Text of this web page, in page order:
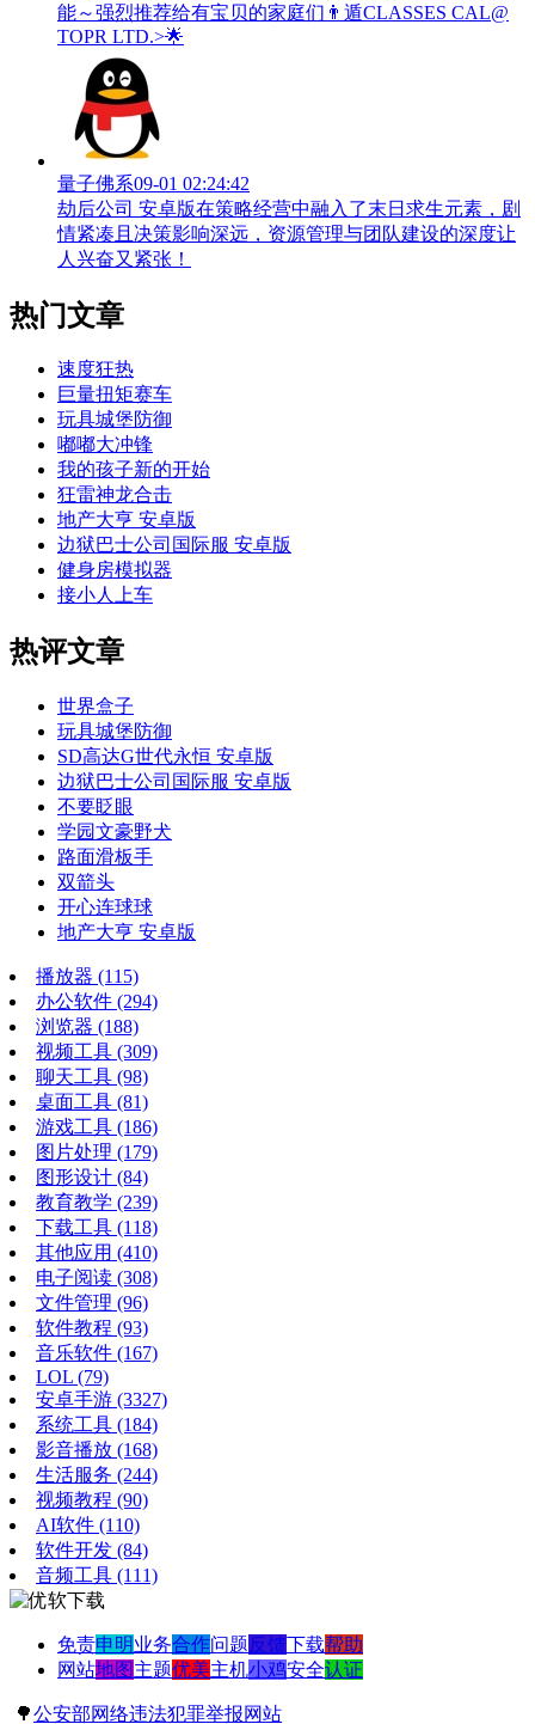
能～强烈推荐给有宝贝的家庭们👨‍遁️CLASSES CAL@
TOPR LTD.>🌟
量子佛系09-01 02:24:42
劫后公司 安卓版在策略经营中融入了末日求生元素，剧
情紧凑且决策影响深远，资源管理与团队建设的深度让
人兴奋又紧张！
热门文章
速度狂热
巨量扭矩赛车
玩具城堡防御
嘟嘟大冲锋
我的孩子新的开始
狂雷神龙合击
地产大亨 安卓版
边狱巴士公司国际服 安卓版
健身房模拟器
接小人上车
热评文章
世界盒子
玩具城堡防御
SD高达G世代永恒 安卓版
边狱巴士公司国际服 安卓版
不要眨眼
学园文豪野犬
路面滑板手
双箭头
开心连球球
地产大亨 安卓版
播放器 (115)
办公软件 (294)
浏览器 (188)
视频工具 (309)
聊天工具 (98)
桌面工具 (81)
游戏工具 (186)
图片处理 (179)
图形设计 (84)
教育教学 (239)
下载工具 (118)
其他应用 (410)
电子阅读 (308)
文件管理 (96)
软件教程 (93)
音乐软件 (167)
LOL (79)
安卓手游 (3327)
系统工具 (184)
影音播放 (168)
生活服务 (244)
视频教程 (90)
AI软件 (110)
软件开发 (84)
音频工具 (111)
免责申明业务合作问题反馈下载帮助
网站地图 主题优美主机小鸡安全认证
🌳公安部网络违法犯罪举报网站